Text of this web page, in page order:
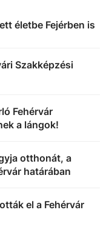
életbe Fejérben is
Szakképzési
Fehérvár
a lángok!
otthonát, a
határában
el a Fehérvár